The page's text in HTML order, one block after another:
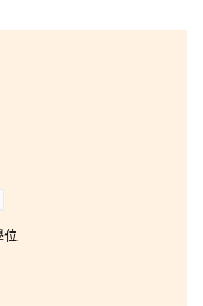
士 (公共事務與管
士組合課程 (社會
。在我修讀社會科
，每位導師也非常
高年級取錄！在此
位